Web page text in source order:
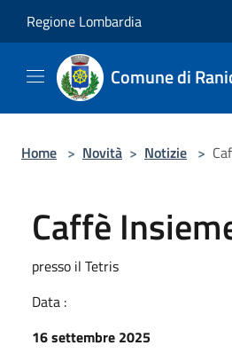
Regione Lombardia
Comune di
Home > Novità > Notizie >
Caffè
presso il Tetris
Data :
16 settembre 2025